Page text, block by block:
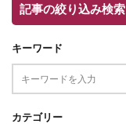
記事の絞り込み検索
キーワード
カテゴリー